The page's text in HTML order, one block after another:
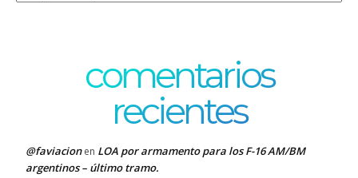
comentarios
recientes
@faviacionen LOA por armamento para los F-16 AM/BM
argentinos – último tramo.